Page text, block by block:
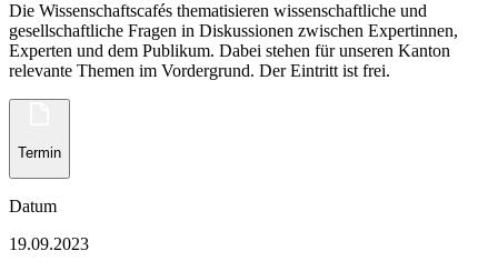
Die Wissenschaftscafés thematisieren wissenschaftliche und
gesellschaftliche Fragen in Diskussionen zwischen Expertinnen,
Experten und dem Publikum. Dabei stehen für unseren Kanton
relevante Themen im Vordergrund. Der Eintritt ist frei.
Termin
Datum
19.09.2023